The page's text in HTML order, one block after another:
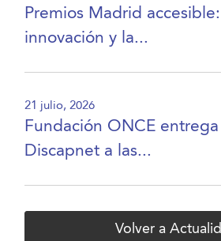
Premios Madrid
innovación y la...
21 julio, 2026
Fundación ONCE
Discapnet a las...
Volver a